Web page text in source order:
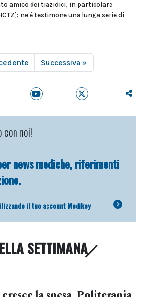
amico dei tiazidici, in particolare
ne è testimone una lunga serie di
Successiva »
noi!
news mediche, riferimenti
il tuo account Medikey
SETTIMANA